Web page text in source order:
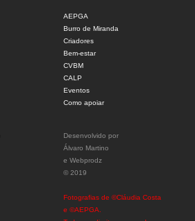
AEPGA
Burro de Miranda
Criadores
Bem-estar
CVBM
CALP
Eventos
Como apoiar
Desenvolvido por
Álvaro Martino
e Webprodz
© 2019
Fotografias de ©Cláudia Costa
e ©AEPGA.